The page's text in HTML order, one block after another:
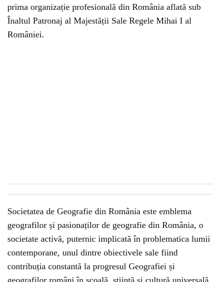
prima organizație profesională din România aflată sub
Înaltul Patronaj al Majestății Sale Regele Mihai I al
României.
Societatea de Geografie din România este emblema
geografilor și pasionaților de geografie din România, o
societate activă, puternic implicată în problematica lumii
contemporane, unul dintre obiectivele sale fiind
contribuția constantă la progresul Geografiei și
geografilor români în școală, știință și cultură universală.